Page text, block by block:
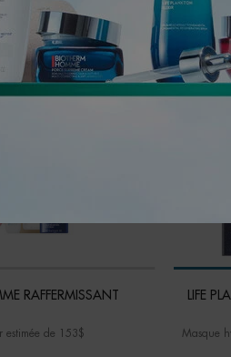
RAFFERMISSANT
estimée de 153$
25% DE
LIFE
Masque